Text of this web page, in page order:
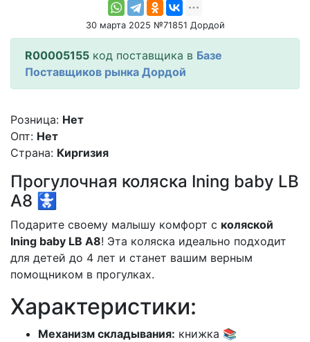
30 марта 2025 №71851 Дордой
R00005155 код поставщика в Базе
Поставщиков рынка Дордой
Розница: Нет
Опт: Нет
Страна: Киргизия
Прогулочная коляска Ining baby LB
A8 🚼
Подарите своему малышу комфорт с коляской
Ining baby LB A8! Эта коляска идеально подходит
для детей до 4 лет и станет вашим верным
помощником в прогулках.
Характеристики:
Механизм складывания: книжка 📚